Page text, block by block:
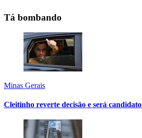
Tá bombando
Minas Gerais
Cleitinho reverte decisão e será